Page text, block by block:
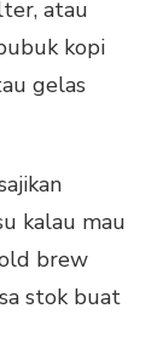
atau
kopi
gelas
kalau mau
brew
stok buat